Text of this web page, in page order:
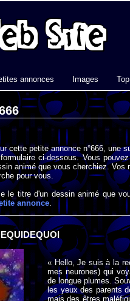
annonces Images
cette petite annonce n°666, une
ci-dessous. Vous
animé que vous cherchiez. Vos
pour vous.
le titre d'un dessin animé que
annonce.
« Hello, Je suis à la
mes neurones) qui
de longue plumes.
les yeux des parents
mais des êtres